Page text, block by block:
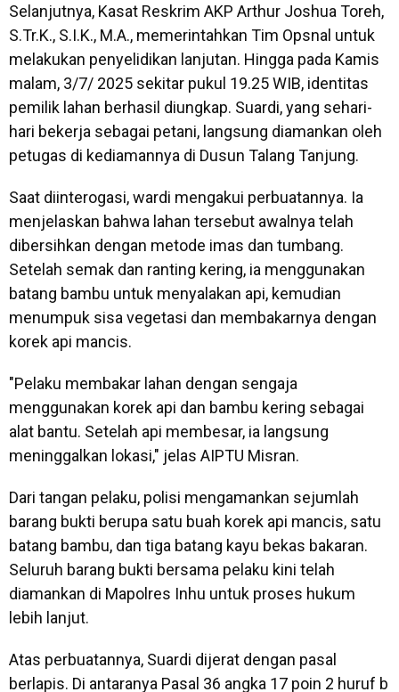
Selanjutnya, Kasat Reskrim AKP Arthur Joshua Toreh,
S.Tr.K., S.I.K., M.A., memerintahkan Tim Opsnal untuk
melakukan penyelidikan lanjutan. Hingga pada Kamis
malam, 3/7/ 2025 sekitar pukul 19.25 WIB, identitas
pemilik lahan berhasil diungkap. Suardi, yang sehari-
hari bekerja sebagai petani, langsung diamankan oleh
petugas di kediamannya di Dusun Talang Tanjung.
Saat diinterogasi, wardi mengakui perbuatannya. Ia
menjelaskan bahwa lahan tersebut awalnya telah
dibersihkan dengan metode imas dan tumbang.
Setelah semak dan ranting kering, ia menggunakan
batang bambu untuk menyalakan api, kemudian
menumpuk sisa vegetasi dan membakarnya dengan
korek api mancis.
"Pelaku membakar lahan dengan sengaja
menggunakan korek api dan bambu kering sebagai
alat bantu. Setelah api membesar, ia langsung
meninggalkan lokasi," jelas AIPTU Misran.
Dari tangan pelaku, polisi mengamankan sejumlah
barang bukti berupa satu buah korek api mancis, satu
batang bambu, dan tiga batang kayu bekas bakaran.
Seluruh barang bukti bersama pelaku kini telah
diamankan di Mapolres Inhu untuk proses hukum
lebih lanjut.
Atas perbuatannya, Suardi dijerat dengan pasal
berlapis. Di antaranya Pasal 36 angka 17 poin 2 huruf b